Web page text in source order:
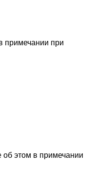
примечании при
об этом в примечании